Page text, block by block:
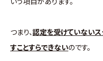
つまり、認定を受けていないス
すことすらできないのです。